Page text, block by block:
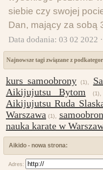
siebie czy swojej
Dan, mający za sobą
Data dodania: 03 02 2022
Najnowsze tagi związane z
kurs samoobrony (1),
Aikijujutsu Bytom
(1)
Aikijujutsu Ruda
Warszawa (1),
nauka karate w
Aikido - nowa strona:
Adres: